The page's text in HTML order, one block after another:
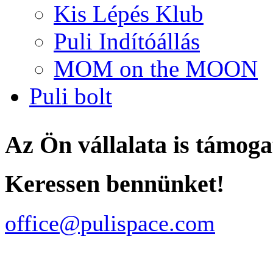
Kis Lépés Klub
Puli Indítóállás
MOM on the MOON
Puli bolt
Az Ön vállalata is
Keressen bennünket!
office@pulispace.com